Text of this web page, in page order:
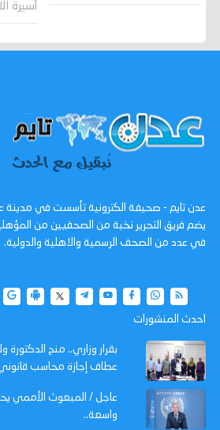
أسيرة
يضم فريق التحرير نخبة من الصحفيين من
في عدد من الصحف الرسمية والاهلية والدولية.
احدث المنشورات
بقرار وزاري.. منح
عطاف إجازة محاسب
عاجل / المبعوث الأممي
واسعة..